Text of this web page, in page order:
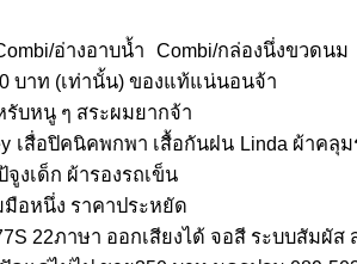
อ่างอาบน้ำ Combi/กล่องนึ่งขวดนม
บาท (เท่านั้น) ของแท้แน่นอนจ้า
รับหนู ๆ สระผมยากจ้า
เสื่อปิคนิคพกพา เสื้อกันฝน Linda ผ้าคลุ
งเด็ก ผ้ารองรถเข็น
มือหนึ่ง ราคาประหยัด
22ภาษา ออกเสียงได้ จอสี ระบบสัมผัส